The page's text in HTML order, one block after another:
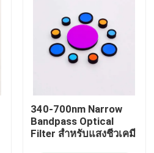
340-700nm Narrow
Bandpass Optical
Filter สําหรับแสงชีวเคมี